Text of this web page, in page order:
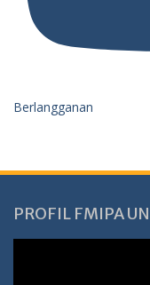
Berlangganan
PROFIL FMIPA